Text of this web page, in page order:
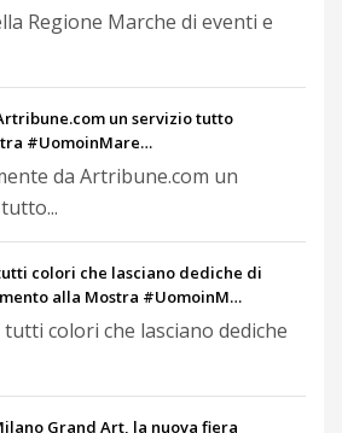
Regione Marche di eventi e
un servizio tutto
#UomoinMare…
da Artribune.com un
colori che lasciano dediche di
alla Mostra #UomoinM…
tutti colori che lasciano dediche
Grand Art, la nuova fiera